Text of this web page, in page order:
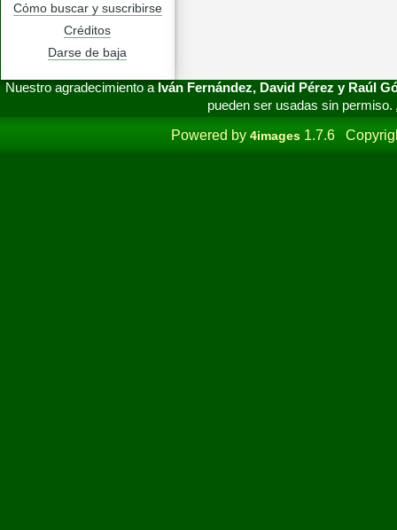
Cómo buscar y suscribirse
Créditos
Darse de baja
Nuestro agradecimiento a Iván Fernández, David Pérez y Raúl
pueden ser usadas sin permiso.
Powered by 4images 1.7.6